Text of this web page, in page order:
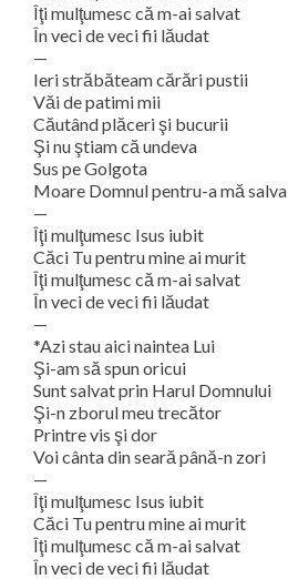
Îţi mulţumesc că m-ai salvat
În veci de veci fii lăudat
—
Ieri străbăteam cărări pustii
Văi de patimi mii
Căutând plăceri şi bucurii
Şi nu ştiam că undeva
Sus pe Golgota
Moare Domnul pentru-a mă salva
—
Îţi mulţumesc Isus iubit
Căci Tu pentru mine ai murit
Îţi mulţumesc că m-ai salvat
În veci de veci fii lăudat
—
*Azi stau aici naintea Lui
Şi-am să spun oricui
Sunt salvat prin Harul Domnului
Şi-n zborul meu trecător
Printre vis şi dor
Voi cânta din seară până-n zori
—
Îţi mulţumesc Isus iubit
Căci Tu pentru mine ai murit
Îţi mulţumesc că m-ai salvat
În veci de veci fii lăudat